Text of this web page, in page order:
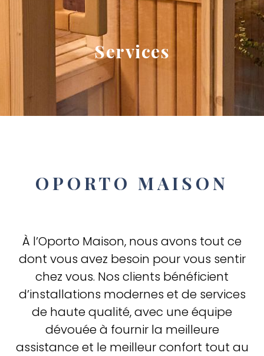
Services
OPORTO MAISON
À l’Oporto Maison, nous avons tout ce
dont vous avez besoin pour vous sentir
chez vous. Nos clients bénéficient
d’installations modernes et de services
de haute qualité, avec une équipe
dévouée à fournir la meilleure
assistance et le meilleur confort tout au